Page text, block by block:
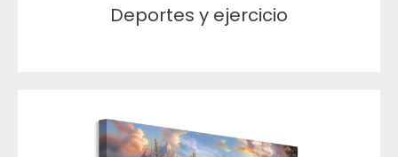
Deportes y ejercicio